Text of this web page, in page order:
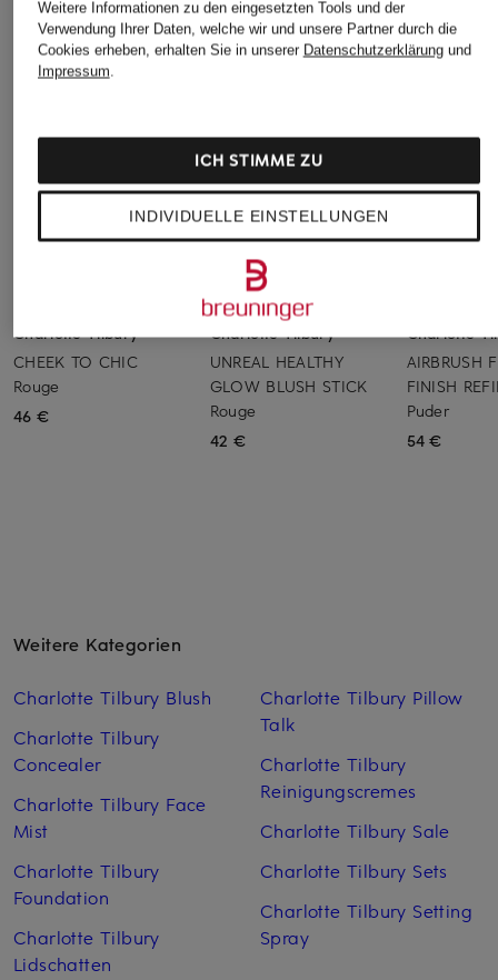
STILVOLLE EMPFEHLUNGEN FÜR SIE
Charlotte Tilbury
CHEEK TO CHIC
Rouge
46 €
Charlotte Tilbury
UNREAL HEALTHY
GLOW BLUSH STICK
Rouge
42 €
Charlotte
AIRBRUSH
FINISH
Puder
54 €
Weitere Kategorien
Charlotte Tilbury Blush
Charlotte Tilbury
Concealer
Charlotte Tilbury Face
Mist
Charlotte Tilbury
Foundation
Charlotte Tilbury
Lidschatten
Charlotte Tilbury Pillow
Talk
Charlotte Tilbury
Reinigungscremes
Charlotte Tilbury Sale
Charlotte Tilbury Sets
Charlotte Tilbury Setting
Spray
Weitere Informationen zu den eingesetzten Tools und der
Verwendung Ihrer Daten, welche wir und unsere Partner durch die
Cookies erheben, erhalten Sie in unserer Datenschutzerklärungund
Impressum.
INDIVIDUELLE EINSTELLUNGEN
ICH STIMME ZU